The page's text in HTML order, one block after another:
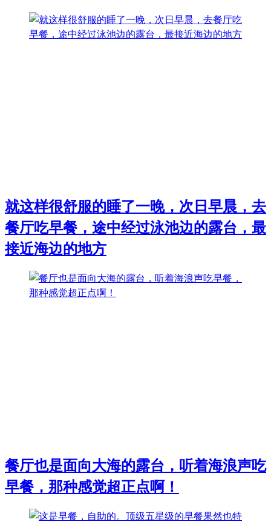
就这样很舒服的睡了一晚，次日早晨，去
餐厅吃早餐，途中经过泳池边的露台，最
接近海边的地方
餐厅也是面向大海的露台，听着海浪声吃
早餐，那种感觉超正点啊！